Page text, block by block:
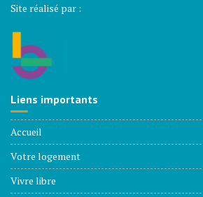
Site réalisé par :
Liens importants
Accueil
Votre logement
Vivre libre